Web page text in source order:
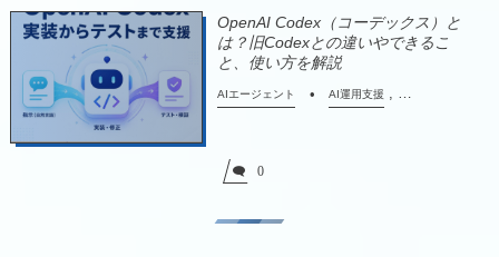
OpenAI Codex（コーデックス）と
は？旧Codexとの違いやできるこ
と、使い方を解説
AIエージェント AI運用支援 , …
0